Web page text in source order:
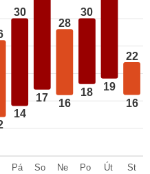
30
14
17
28
16
30
18 19
22
16
Pá
So
Ne
Po
Út
St